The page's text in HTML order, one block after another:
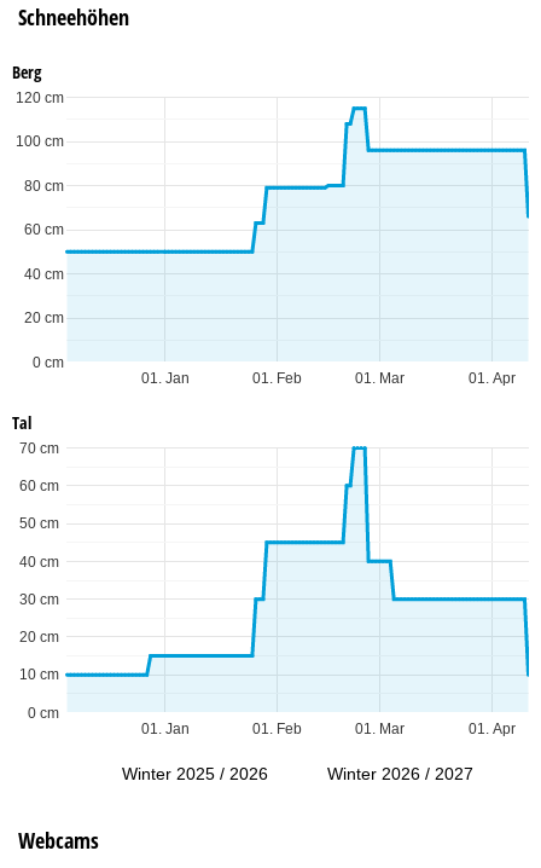
Schneehöhen
Berg
01. Jan 01. Feb 01. Mar 01. Apr
0 cm
20 cm
40 cm
60 cm
80 cm
100 cm
120 cm
Tal
01. Jan 01. Feb 01. Mar 01. Apr
0 cm
10 cm
20 cm
30 cm
40 cm
50 cm
60 cm
70 cm
Winter 2025 / 2026 Winter 2026 / 2027
Webcams